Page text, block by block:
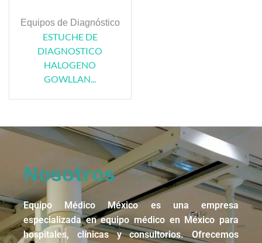
Equipos de Diagnóstico
ESTUCHE DE
DIAGNOSTICO
HALOGENO
GOWLLAN...
Nosotros
Equipo Médico México es una empresa
especializada en equipo médico en México para
hospitales, clínicas y consultorios. Ofrecemos